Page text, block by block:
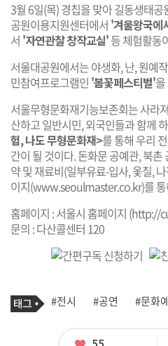
3월 6일(목) 경칩을 맞아 길동생태공
공원이용지원센터에서 '겨울왕국에
서 '자연관찰 창작교실'등 체험활동
서울대공원에서는 야생화, 난, 원예
민참여프로그램인 '봄꽃페스티벌'
서울무형문화재기능보존회는 사라
산하고 일반시민, 외국인들과 함께
험, 나도 무형문화재>를 통해 우리
간이 될 것이다. 돈화문 공예관, 북
약 및 재료비(일부유료-입사, 옻칠,
이지(www.seoulmaster.co.kr)를
홈페이지 : 서울시 홈페이지 (http://
문의 : 다산콜센터 120
기
사
태
그
#전시 #공연 #문화
좋